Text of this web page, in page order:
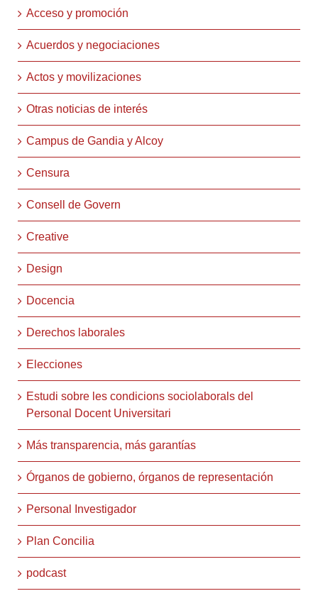
Acceso y promoción
Acuerdos y negociaciones
Actos y movilizaciones
Otras noticias de interés
Campus de Gandia y Alcoy
Censura
Consell de Govern
Creative
Design
Docencia
Derechos laborales
Elecciones
Estudi sobre les condicions sociolaborals del
Personal Docent Universitari
Más transparencia, más garantías
Órganos de gobierno, órganos de representación
Personal Investigador
Plan Concilia
podcast